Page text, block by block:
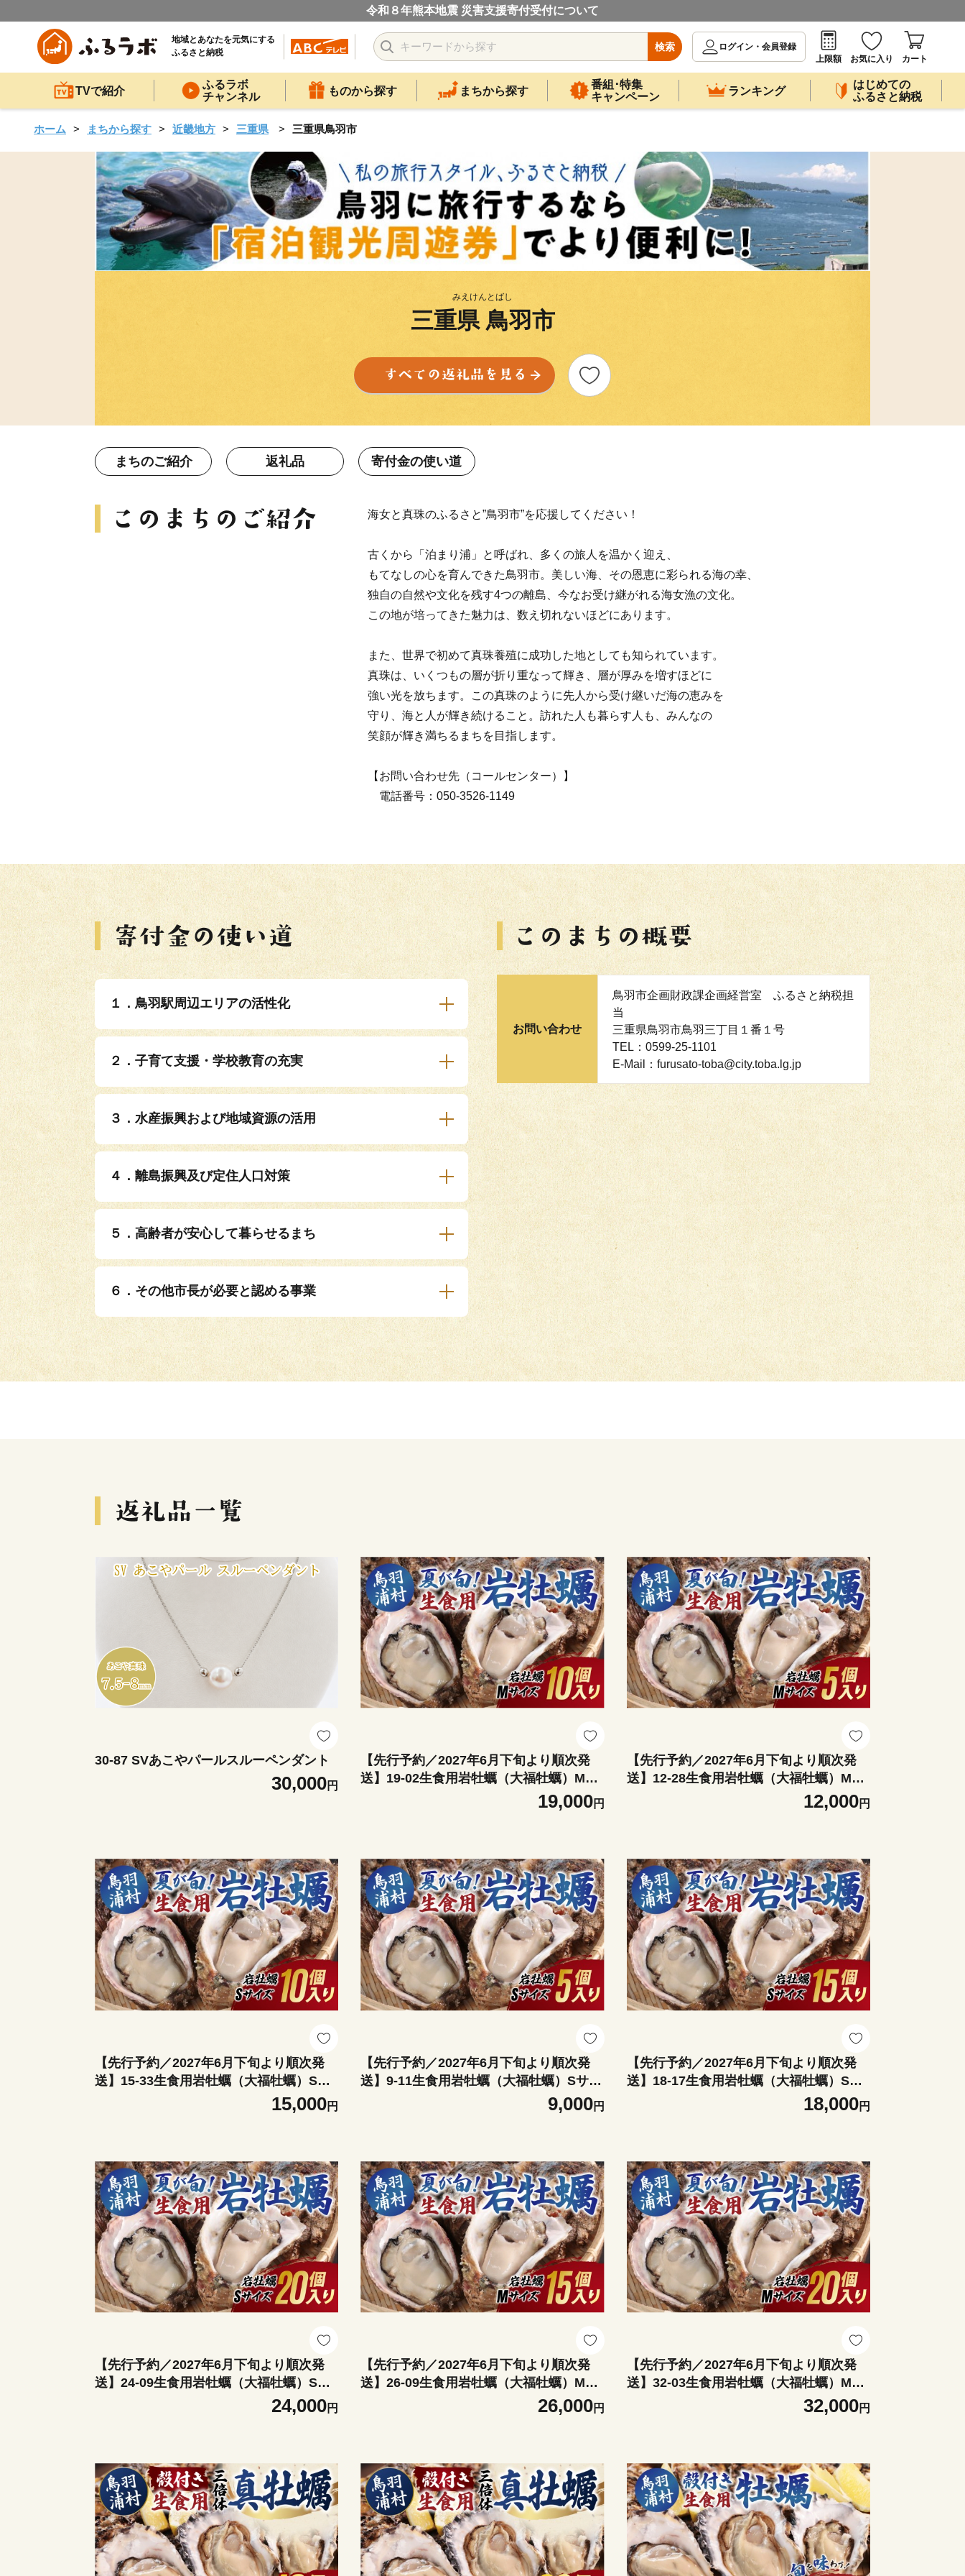
令和８年熊本地震 災害支援寄付受付について
地域とあなたを元気にする
ふるさと納税
検索
ログイン・会員登録
上限額
お気に入り カート
TVで紹介
ふるラボ
チャンネル
ものから探す まちから探す
番組･特集
キャンペーン
ランキング
はじめての
ふるさと納税
ホーム まちから探す 近畿地方 三重県 三重県鳥羽市
みえけんとばし
三重県 鳥羽市
まちのご紹介 返礼品 寄付金の使い道
海女と真珠のふるさと”鳥羽市”を応援してください！
古くから「泊まり浦」と呼ばれ、多くの旅人を温かく迎え、
もてなしの心を育んできた鳥羽市。美しい海、その恩恵に彩られる海の幸、
独自の自然や文化を残す4つの離島、今なお受け継がれる海女漁の文化。
この地が培ってきた魅力は、数え切れないほどにあります。
また、世界で初めて真珠養殖に成功した地としても知られています。
真珠は、いくつもの層が折り重なって輝き、層が厚みを増すほどに
強い光を放ちます。この真珠のように先人から受け継いだ海の恵みを
守り、海と人が輝き続けること。訪れた人も暮らす人も、みんなの
笑顔が輝き満ちるまちを目指します。
【お問い合わせ先（コールセンター）】
電話番号：050-3526-1149
１．鳥羽駅周辺エリアの活性化
２．子育て支援・学校教育の充実
３．水産振興および地域資源の活用
４．離島振興及び定住人口対策
５．高齢者が安心して暮らせるまち
６．その他市長が必要と認める事業
お問い合わせ
鳥羽市企画財政課企画経営室 ふるさと納税担
当
三重県鳥羽市鳥羽三丁目１番１号
TEL：0599-25-1101
E-Mail：furusato-toba@city.toba.lg.jp
30-87 SVあこやパールスルーペンダント
30,000円
【先行予約／2027年6月下旬より順次発
送】19-02生食用岩牡蠣（大福牡蠣）Mサ
イズ10個入り 岩ガキ 生牡蠣 冷蔵 浦村牡
19,000円
【先行予約／2027年6月下旬より順次発
送】12-28生食用岩牡蠣（大福牡蠣）Mサ
イズ5個入り 岩ガキ 生牡蠣 冷蔵 浦村牡蠣
12,000円
【先行予約／2027年6月下旬より順次発
送】15-33生食用岩牡蠣（大福牡蠣）Sサ
イズ10個入り 岩ガキ 生牡蠣 冷蔵 浦村牡
15,000円
【先行予約／2027年6月下旬より順次発
送】9-11生食用岩牡蠣（大福牡蠣）Sサイ
ズ5個入り 岩ガキ 生牡蠣 冷蔵 浦村牡蠣
9,000円
【先行予約／2027年6月下旬より順次発
送】18-17生食用岩牡蠣（大福牡蠣）Sサ
イズ15個入り 岩ガキ 生牡蠣 冷蔵 浦村牡
18,000円
【先行予約／2027年6月下旬より順次発
送】24-09生食用岩牡蠣（大福牡蠣）Sサ
イズ20個入り 岩ガキ 生牡蠣 冷蔵 浦村牡
24,000円
【先行予約／2027年6月下旬より順次発
送】26-09生食用岩牡蠣（大福牡蠣）Mサ
イズ15個入り 岩ガキ 生牡蠣 冷蔵 浦村牡
26,000円
【先行予約／2027年6月下旬より順次発
送】32-03生食用岩牡蠣（大福牡蠣）Mサ
イズ20個入り 岩ガキ 生牡蠣 冷蔵 浦村牡
32,000円